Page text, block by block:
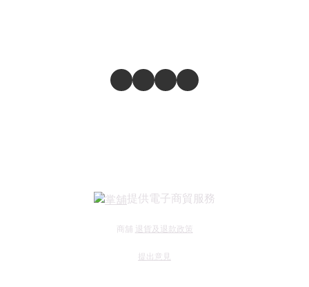
提供電子商貿服務
商舖 退貨及退款政策
提出意見